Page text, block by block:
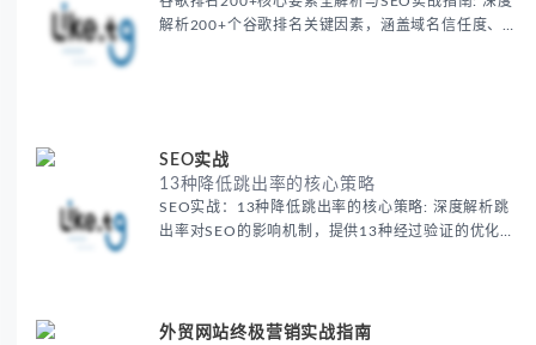
解析200+个谷歌排名关键因素，涵盖域名信任度、
SEO实战
13种降低跳出率的核心策略
SEO实战：13种降低跳出率的核心策略: 深度解析跳
出率对SEO的影响机制，提供13种经过验证的优化策
外贸网站终极营销实战指南